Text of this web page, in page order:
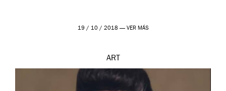
19 / 10 / 2018 — VER MÁS
ART